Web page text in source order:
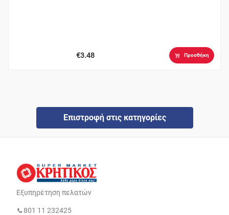
€3.48 Προσθήκη
Επιστροφή στις κατηγορίες
Εξυπηρέτηση πελατών
801 11 232425